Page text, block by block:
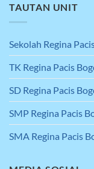
TAUTAN UNIT
Sekolah Regina
TK Regina Pacis
SD Regina Pacis
SMP Regina Pacis
SMA Regina Pacis